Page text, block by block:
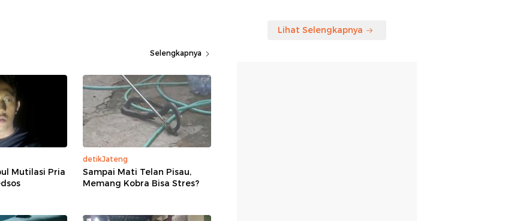
Selengkapnya
Mutilasi Pria
detikJateng
Sampai Mati Telan Pisau,
Memang Kobra Bisa Stres?
Lihat Selengkapnya